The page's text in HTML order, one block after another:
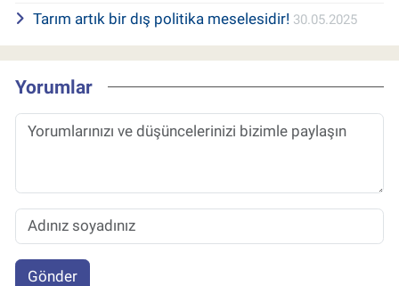
Tarım artık bir dış politika meselesidir! 30.05.2025
Yorumlar
Gönder